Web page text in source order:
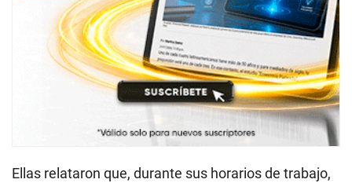
Ellas relataron que, durante sus horarios de trabajo,